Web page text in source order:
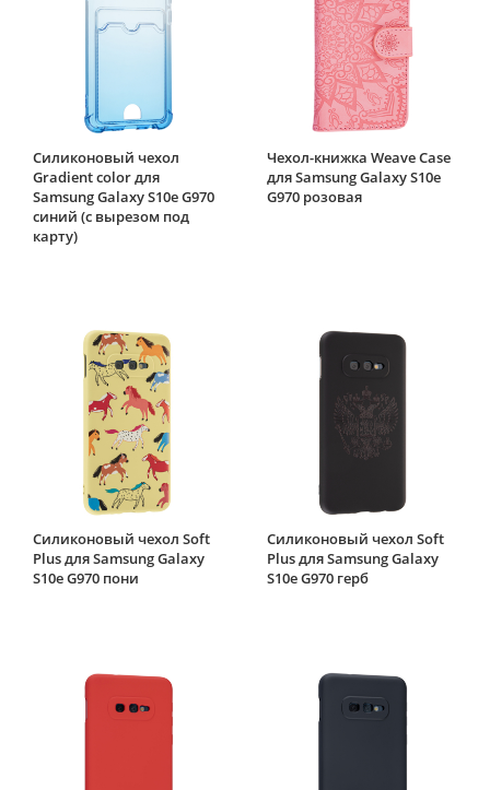
Силиконовый чехол
Gradient color для
Samsung Galaxy S10e G970
синий (с вырезом под
карту)
Чехол-книжка Weave Case
для Samsung Galaxy S10e
G970 розовая
Силиконовый чехол Soft
Plus для Samsung Galaxy
S10e G970 пони
Силиконовый чехол Soft
Plus для Samsung Galaxy
S10e G970 герб